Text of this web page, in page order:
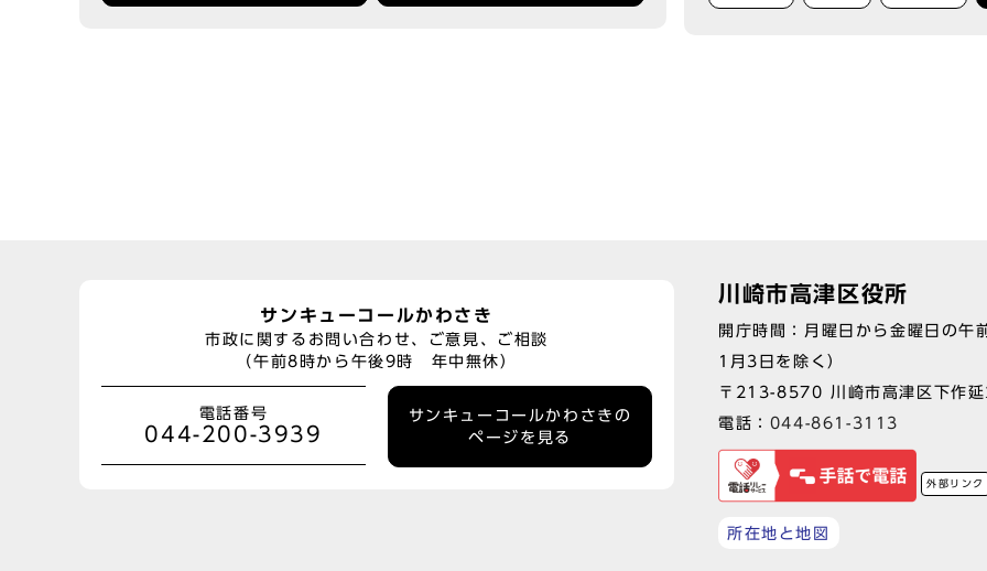
サンキューコールかわさき
市政に関するお問い合わせ、ご意見、ご相談
（午前8時から午後9時 年中無休）
電話番号
044-200-3939
サンキューコールかわさきの
ページを見る
川崎市高津区役所
開庁時間：月曜日から金曜日の
1月3日を除く）
〒213-8570 川崎市高津区下作
電話： 044-861-3113
外部リンク
所在地と地図